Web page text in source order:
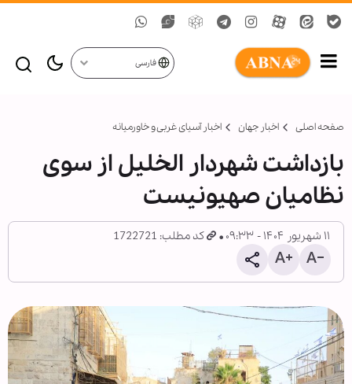
فارسی
صفحه اصلی اخبار جهان اخبار آسیای غربی و خاورمیانه
بازداشت شهردار الخلیل از سوی
نظامیان صهیونیست
۱۱ شهریور ۱۴۰۴ - ۰۹:۳۳ کد مطلب: 1722721